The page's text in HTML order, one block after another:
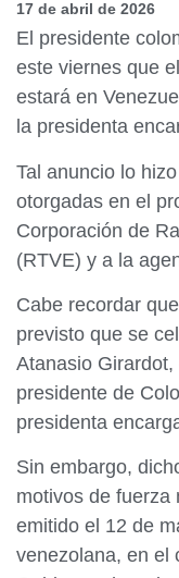
17 de abril de 2026
El presidente
este viernes que
estará en
la presidenta
Tal anuncio lo
otorgadas en el
Corporación de
(RTVE) y a la
Cabe recordar
previsto que se
Atanasio Girardot,
presidente de
presidenta
Sin embargo,
motivos de fuerza
emitido el 12 de
venezolana, en el